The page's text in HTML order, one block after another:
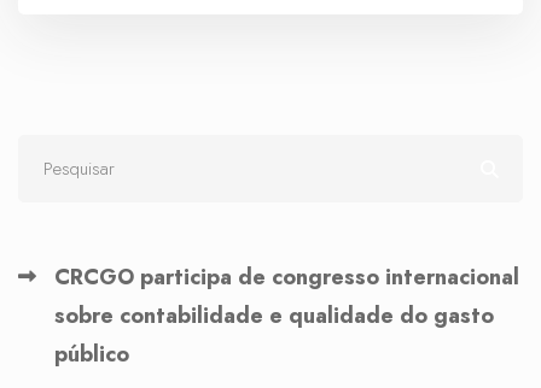
CRCGO participa de congresso internacional
sobre contabilidade e qualidade do gasto
público